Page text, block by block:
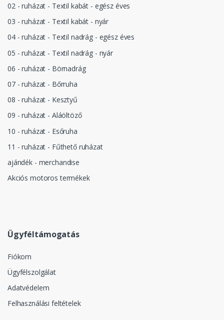
02 - ruházat - Textil kabát - egész éves
03 - ruházat - Textil kabát - nyár
04 - ruházat - Textil nadrág - egész éves
05 - ruházat - Textil nadrág - nyár
06 - ruházat - Börnadrág
07 - ruházat - Bőrruha
08 - ruházat - Kesztyű
09 - ruházat - Aláöltöző
10 - ruházat - Esőruha
11 - ruházat - Fűthető ruházat
ajándék - merchandise
Akciós motoros termékek
Ügyféltámogatás
Fiókom
Ügyfélszolgálat
Adatvédelem
Felhasználási feltételek